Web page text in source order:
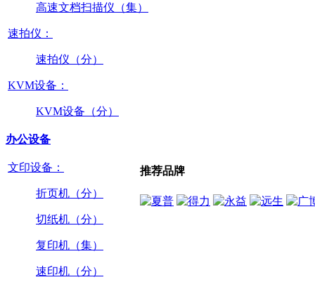
高速文档扫描仪（集）
速拍仪：
速拍仪（分）
KVM设备：
KVM设备（分）
办公设备
文印设备：
折页机（分）
切纸机（分）
复印机（集）
速印机（分）
推荐品牌